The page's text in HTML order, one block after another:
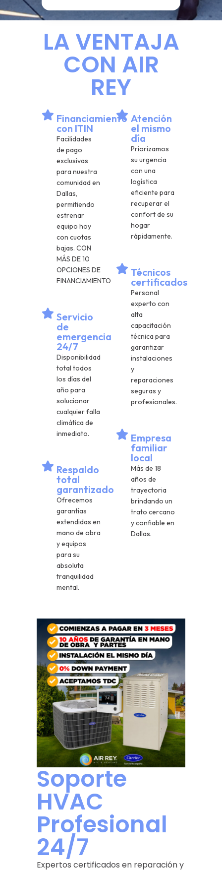
LA VENTAJA
CON AIR
REY
Financiamiento
con ITIN
Facilidades
de pago
exclusivas
para nuestra
comunidad en
Dallas,
permitiendo
estrenar
equipo hoy
con cuotas
bajas. CON
MÁS DE 10
OPCIONES DE
FINANCIAMIENTO
Servicio
de
emergencia
24/7
Disponibilidad
total todos
los días del
año para
solucionar
cualquier falla
climática de
inmediato.
Respaldo
total
garantizado
Ofrecemos
garantías
extendidas en
mano de obra
y equipos
para su
absoluta
tranquilidad
mental.
Atención
el mismo
día
Priorizamos
su urgencia
con una
logística
eficiente para
recuperar el
confort de su
hogar
rápidamente.
Técnicos
certificados
Personal
experto con
alta
capacitación
técnica para
garantizar
instalaciones
y
reparaciones
seguras y
profesionales.
Empresa
familiar
local
Más de 18
años de
trayectoria
brindando un
trato cercano
y confiable en
Dallas.
Soporte
HVAC
Profesional
24/7
Expertos certificados en reparación y